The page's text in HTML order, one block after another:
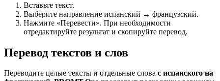
Вставьте текст.
Выберите направление испанский ↔ французский.
Нажмите «Перевести». При необходимости
отредактируйте результат и скопируйте перевод.
Перевод текстов и слов
Переводите целые тексты и отдельные слова с испанского на